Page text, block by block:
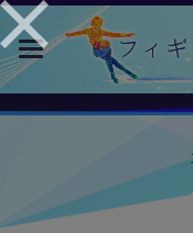
toggle
navigation